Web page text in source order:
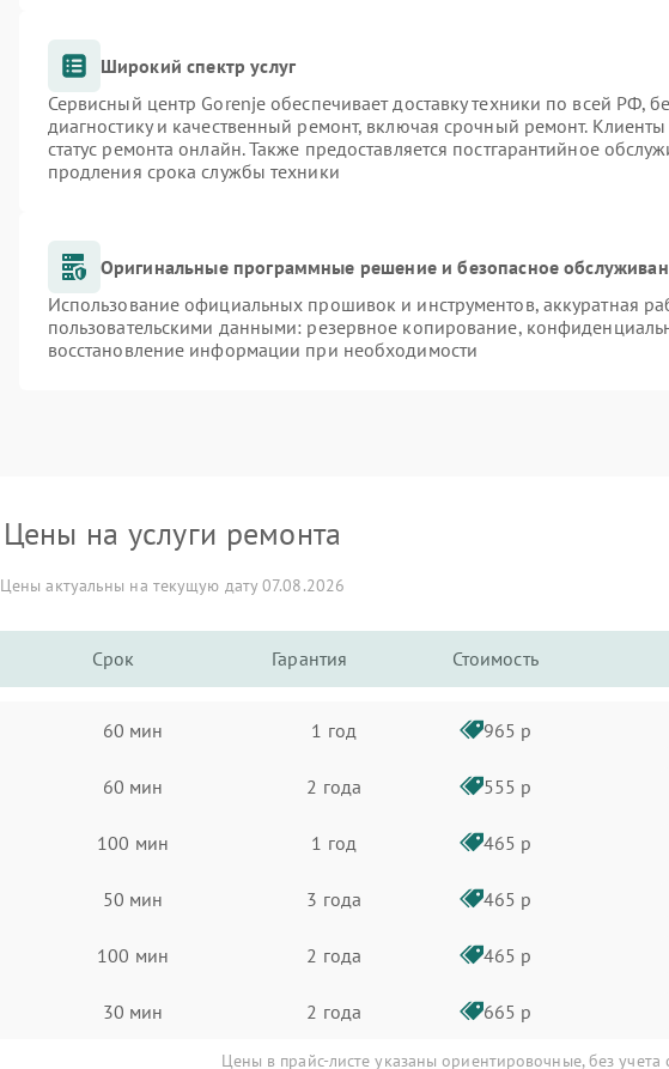
Широкий спектр услуг
Сервисный центр Gorenje обеспечивает доставку техники по всей РФ,
диагностику и качественный ремонт, включая срочный ремонт. Клиенты
статус ремонта онлайн. Также предоставляется постгарантийное
продления срока службы техники
Оригинальные программные решение и безопасное
Использование официальных прошивок и инструментов, аккуратная
пользовательскими данными: резервное копирование,
восстановление информации при необходимости
Цены на услуги ремонта
Цены актуальны на текущую дату 07.08.2026
Срок Гарантия Стоимость
60 мин 1 год 965 р
60 мин 2 года 555 р
100 мин 1 год 465 р
50 мин 3 года 465 р
100 мин 2 года 465 р
30 мин 2 года 665 р
Цены в прайс-листе указаны ориентировочные, без учета